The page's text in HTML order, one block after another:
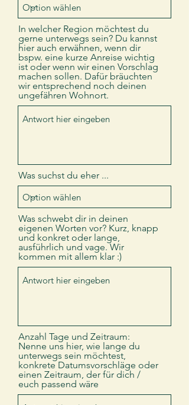
In welcher Region möchtest du
gerne unterwegs sein? Du kannst
hier auch erwähnen, wenn dir
bspw. eine kurze Anreise wichtig
ist oder wenn wir einen Vorschlag
machen sollen. Dafür bräuchten
wir entsprechend noch deinen
ungefähren Wohnort.
Was suchst du eher ...
Was schwebt dir in deinen
eigenen Worten vor? Kurz, knapp
und konkret oder lange,
ausführlich und vage. Wir
kommen mit allem klar :)
Anzahl Tage und Zeitraum:
Nenne uns hier, wie lange du
unterwegs sein möchtest,
konkrete Datumsvorschläge oder
einen Zeitraum, der für dich /
euch passend wäre